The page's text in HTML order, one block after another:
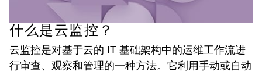
什么是云监控？
云监控是对基于云的 IT 基础架构中的运维工作流进
行审查、观察和管理的一种方法。它利用手动或自动